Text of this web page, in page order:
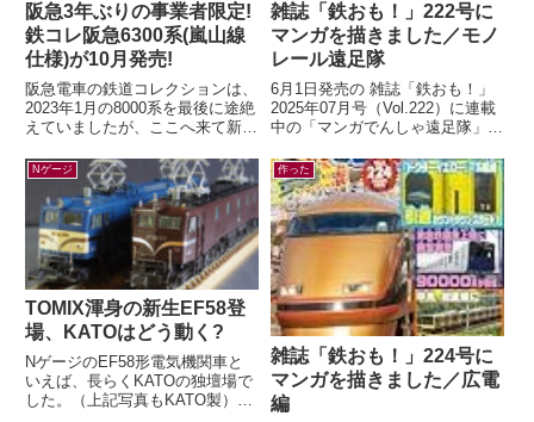
阪急3年ぶりの事業者限定!
鉄コレ阪急6300系(嵐山線
仕様)が10月発売!
阪急電車の鉄道コレクションは、
2023年1月の8000系を最後に途絶
えていましたが、ここへ来て新製
さよなら阪急6300系（嵐山線
仕...
雑誌「鉄おも！」222号に
マンガを描きました／モノ
レール遠足隊
6月1日発売の 雑誌「鉄おも！」
2025年07月号（Vol.222）に連載
中の「マンガでんしゃ遠足隊」最
がる？ぶらさがる？それゆけ...
Nゲージ
TOMIX渾身の新生EF58登
場、KATOはどう動く?
NゲージのEF58形電気機関車と
いえば、長らくKATOの独壇場で
した。（上記写真もKATO製）す
作った
雑誌「鉄おも！」224号に
マンガを描きました／広電
編